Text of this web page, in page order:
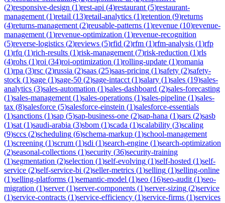
(2)responsive-design (1)rest-api (4)restaurant (5)restaurant-
management (1)retail (13)retail-analytics (1)retention (9)returns
(4)returns-management (2)reusable-patterns (1)revenue (10)revenue-
management (1)revenue-optimization (1)revenue-recognition
(5)reverse-logistics (2)reviews (5)rfid (2)rfm (1)rfm-analysis (1)rfp
(1)rfq (1)rich-results (1)risk-management (7)risk-reduction (1)rls
(4)rohs (1)roi (34)roi-optimization (1)rolling-update (1)romania
(1)rpa (3)rsc (2)russia (2)saas (25)saas-pricing (1)safety (2)safety-
stock (1)sage (1)sage-50 (2)sage-intacct (1)salary (1)sales (19)sales-
analytics (3)sales-automation (1)sales-dashboard (2)sales-forecasting
(1)sales-management (1)sales-operations (1)sales-pipeline (1)sales-
tax (8)salesforce (5)salesforce-einstein (1)salesforce-essentials
(1)sanctions (1)sap (5)sap-business-one (2)sap-hana (1)sars (2)sasb
(1)sat (1)saudi-arabia (3)sbom (1)scada (1)scalability (3)scaling
(9)sccs (2)scheduling (6)schema-markup (1)school-management
(1)screening (1)scrum (1)sdi (1)search-engine (1)search-optimization
(2)seasonal-collections (1)security (36)security-training
(1)segmentation (2)selection (1)self-evolving (1)self-hosted (1)self-
service (2)self-service-bi (2)seller-metrics (1)selling (1)selling-online
(1)selling-platforms (1)semantic-model (1)seo (16)seo-audit (1)seo-
migration (1)server(1)server-components (1)server-sizing (2)service
(1)service-contracts (1)service-efficiency (1)service-firms (1)services